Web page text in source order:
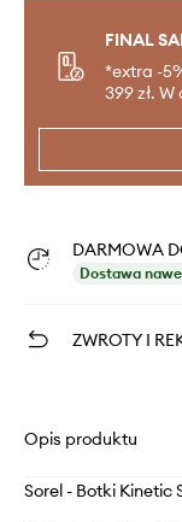
FINAL
*extra -
399 zł.
DARMOWA
Dostawa
ZWROTY I
Opis produktu
Sorel - Botki Kinetic